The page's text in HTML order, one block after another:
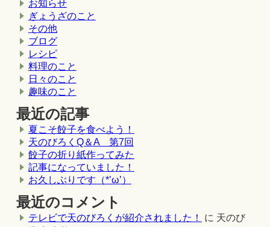
お知らせ
ぎょうざのこと
その他
ブログ
レシピ
料理のこと
日々のこと
趣味のこと
最近の記事
夏こそ餃子を食べよう！
天のびろくQ＆A 第7回
餃子の折り紙作ってみた
記事になっていました！
お久しぶりです（*’ω’）
最近のコメント
テレビで天のびろくが紹介されました！ に 天のび